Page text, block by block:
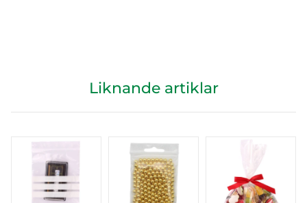
Liknande artiklar